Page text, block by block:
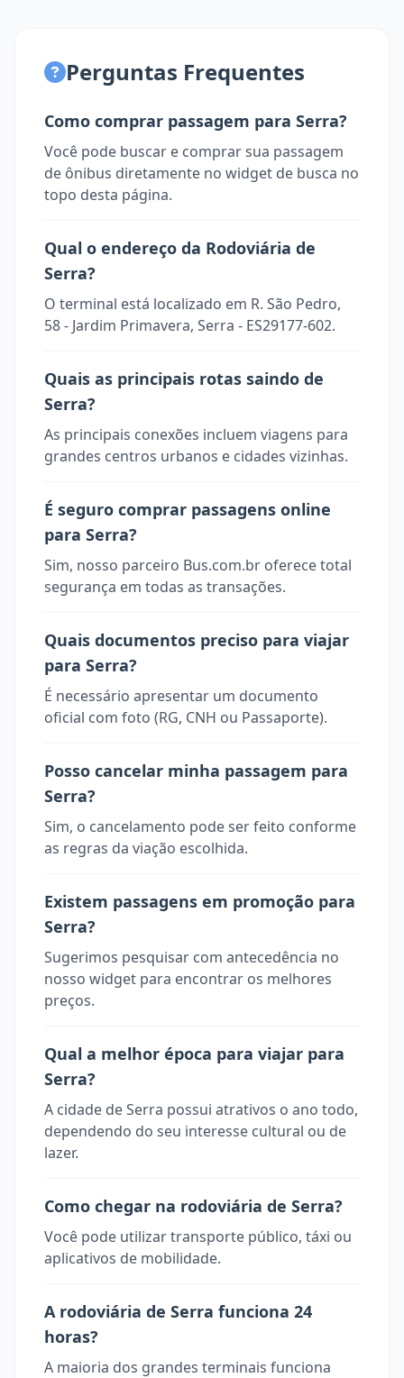
Perguntas Frequentes
Como comprar passagem para Serra?
Você pode buscar e comprar sua passagem
de ônibus diretamente no widget de busca no
topo desta página.
Qual o endereço da Rodoviária de
Serra?
O terminal está localizado em R. São Pedro,
58 - Jardim Primavera, Serra - ES29177-602.
Quais as principais rotas saindo de
Serra?
As principais conexões incluem viagens para
grandes centros urbanos e cidades vizinhas.
É seguro comprar passagens online
para Serra?
Sim, nosso parceiro Bus.com.br oferece total
segurança em todas as transações.
Quais documentos preciso para viajar
para Serra?
É necessário apresentar um documento
oficial com foto (RG, CNH ou Passaporte).
Posso cancelar minha passagem para
Serra?
Sim, o cancelamento pode ser feito conforme
as regras da viação escolhida.
Existem passagens em promoção para
Serra?
Sugerimos pesquisar com antecedência no
nosso widget para encontrar os melhores
preços.
Qual a melhor época para viajar para
Serra?
A cidade de Serra possui atrativos o ano todo,
dependendo do seu interesse cultural ou de
lazer.
Como chegar na rodoviária de Serra?
Você pode utilizar transporte público, táxi ou
aplicativos de mobilidade.
A rodoviária de Serra funciona 24
horas?
A maioria dos grandes terminais funciona